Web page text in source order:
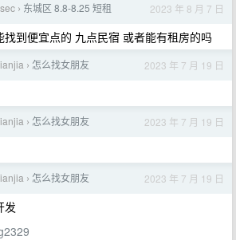
› 东城区 8.8-8.25 短租 2023 年 8 月 7 日
到便宜点的 九点民宿 或者能有租房的吗
› 怎么找女朋友 2023 年 7 月 19 日
› 怎么找女朋友 2023 年 7 月 19 日
› 怎么找女朋友 2023 年 7 月 19 日
发